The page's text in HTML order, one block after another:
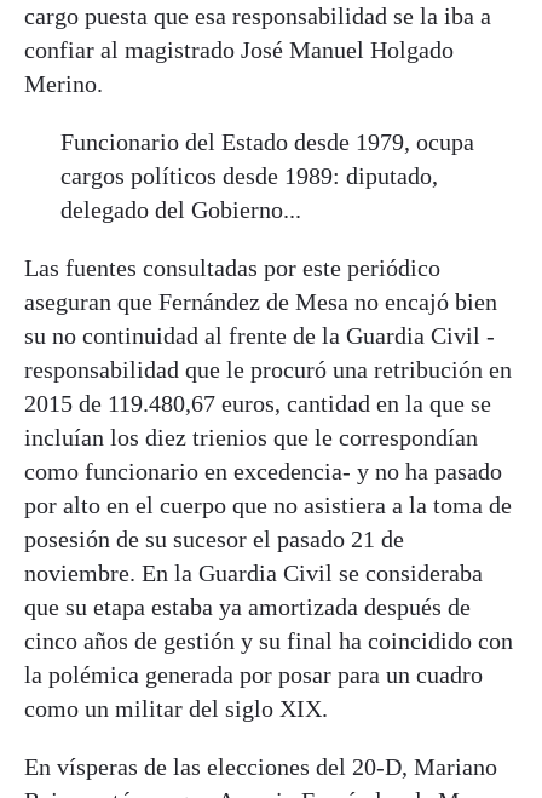
cargo puesta que esa responsabilidad se la iba a
confiar al magistrado José Manuel Holgado
Merino.
Funcionario del Estado desde 1979, ocupa
cargos políticos desde 1989: diputado,
delegado del Gobierno...
Las fuentes consultadas por este periódico
aseguran que Fernández de Mesa no encajó bien
su no continuidad al frente de la Guardia Civil -
responsabilidad que le procuró una retribución en
2015 de 119.480,67 euros, cantidad en la que se
incluían los diez trienios que le correspondían
como funcionario en excedencia- y no ha pasado
por alto en el cuerpo que no asistiera a la toma de
posesión de su sucesor el pasado 21 de
noviembre. En la Guardia Civil se consideraba
que su etapa estaba ya amortizada después de
cinco años de gestión y su final ha coincidido con
la polémica generada por posar para un cuadro
como un militar del siglo XIX.
En vísperas de las elecciones del 20-D, Mariano